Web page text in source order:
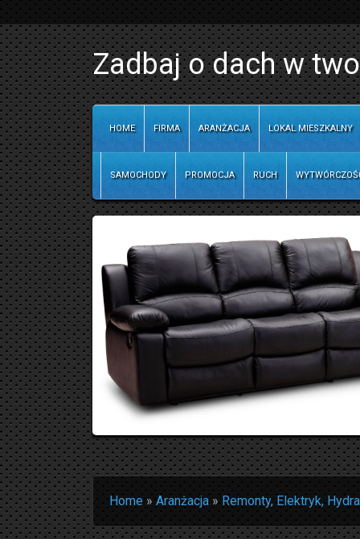
Zadbaj o dach w
HOME FIRMA ARANŻACJA LOKAL MIESZKALNY
SAMOCHODY PROMOCJA RUCH
Home»Aranżacja» Remonty, Elektryk,